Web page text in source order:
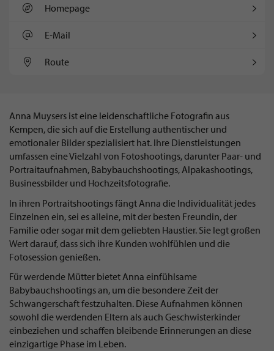
Homepage
E-Mail
Route
Anna Muysers ist eine leidenschaftliche Fotografin aus
Kempen, die sich auf die Erstellung authentischer und
emotionaler Bilder spezialisiert hat. Ihre Dienstleistungen
umfassen eine Vielzahl von Fotoshootings, darunter Paar- und
Portraitaufnahmen, Babybauchshootings, Alpakashootings,
Businessbilder und Hochzeitsfotografie.
In ihren Portraitshootings fängt Anna die Individualität jedes
Einzelnen ein, sei es alleine, mit der besten Freundin, der
Familie oder sogar mit dem geliebten Haustier. Sie legt großen
Wert darauf, dass sich ihre Kunden wohlfühlen und die
Fotosession genießen.
Für werdende Mütter bietet Anna einfühlsame
Babybauchshootings an, um die besondere Zeit der
Schwangerschaft festzuhalten. Diese Aufnahmen können
sowohl die werdenden Eltern als auch Geschwisterkinder
einbeziehen und schaffen bleibende Erinnerungen an diese
einzigartige Phase im Leben.